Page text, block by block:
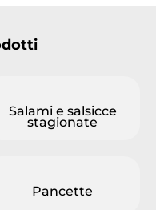
Salami e salsicce
stagionate
Pancette